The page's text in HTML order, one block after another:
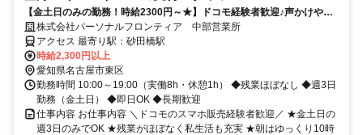
【金土日のみの勤務！時給2300円～★】ドコモ経験者歓迎♪声かけやク
ロージングはナシ！
株式会社パーソナルフロンティア 中部営業所
アクセス 最寄り駅：砂田橋駅
時給2,300円以上
愛知県名古屋市東区
勤務時間 10:00～19:00（実働8h・休憩1h） ◆残業ほぼなし ◆週3日
勤務（金土日） ◆即日OK ◆長期歓迎
仕事内容 お仕事内容 ＼ドコモのスマホ販売経験者歓迎／ ★金土日の
週3日のみでOK ★残業がほぼなく私生活も充実 ★朝はゆっくり10時